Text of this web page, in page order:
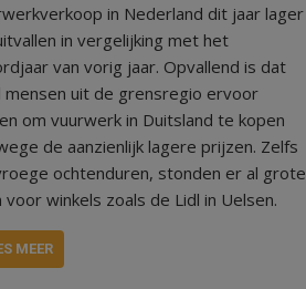
in Nederland dit jaar lager
in vergelijking met het
van vorig jaar. Opvallend is dat
mensen uit de grensregio ervoor
om vuurwerk in Duitsland te kopen
de aanzienlijk lagere prijzen. Zelfs
ochtenduren, stonden er al grote
voor winkels zoals de Lidl in Uelsen.
MEER